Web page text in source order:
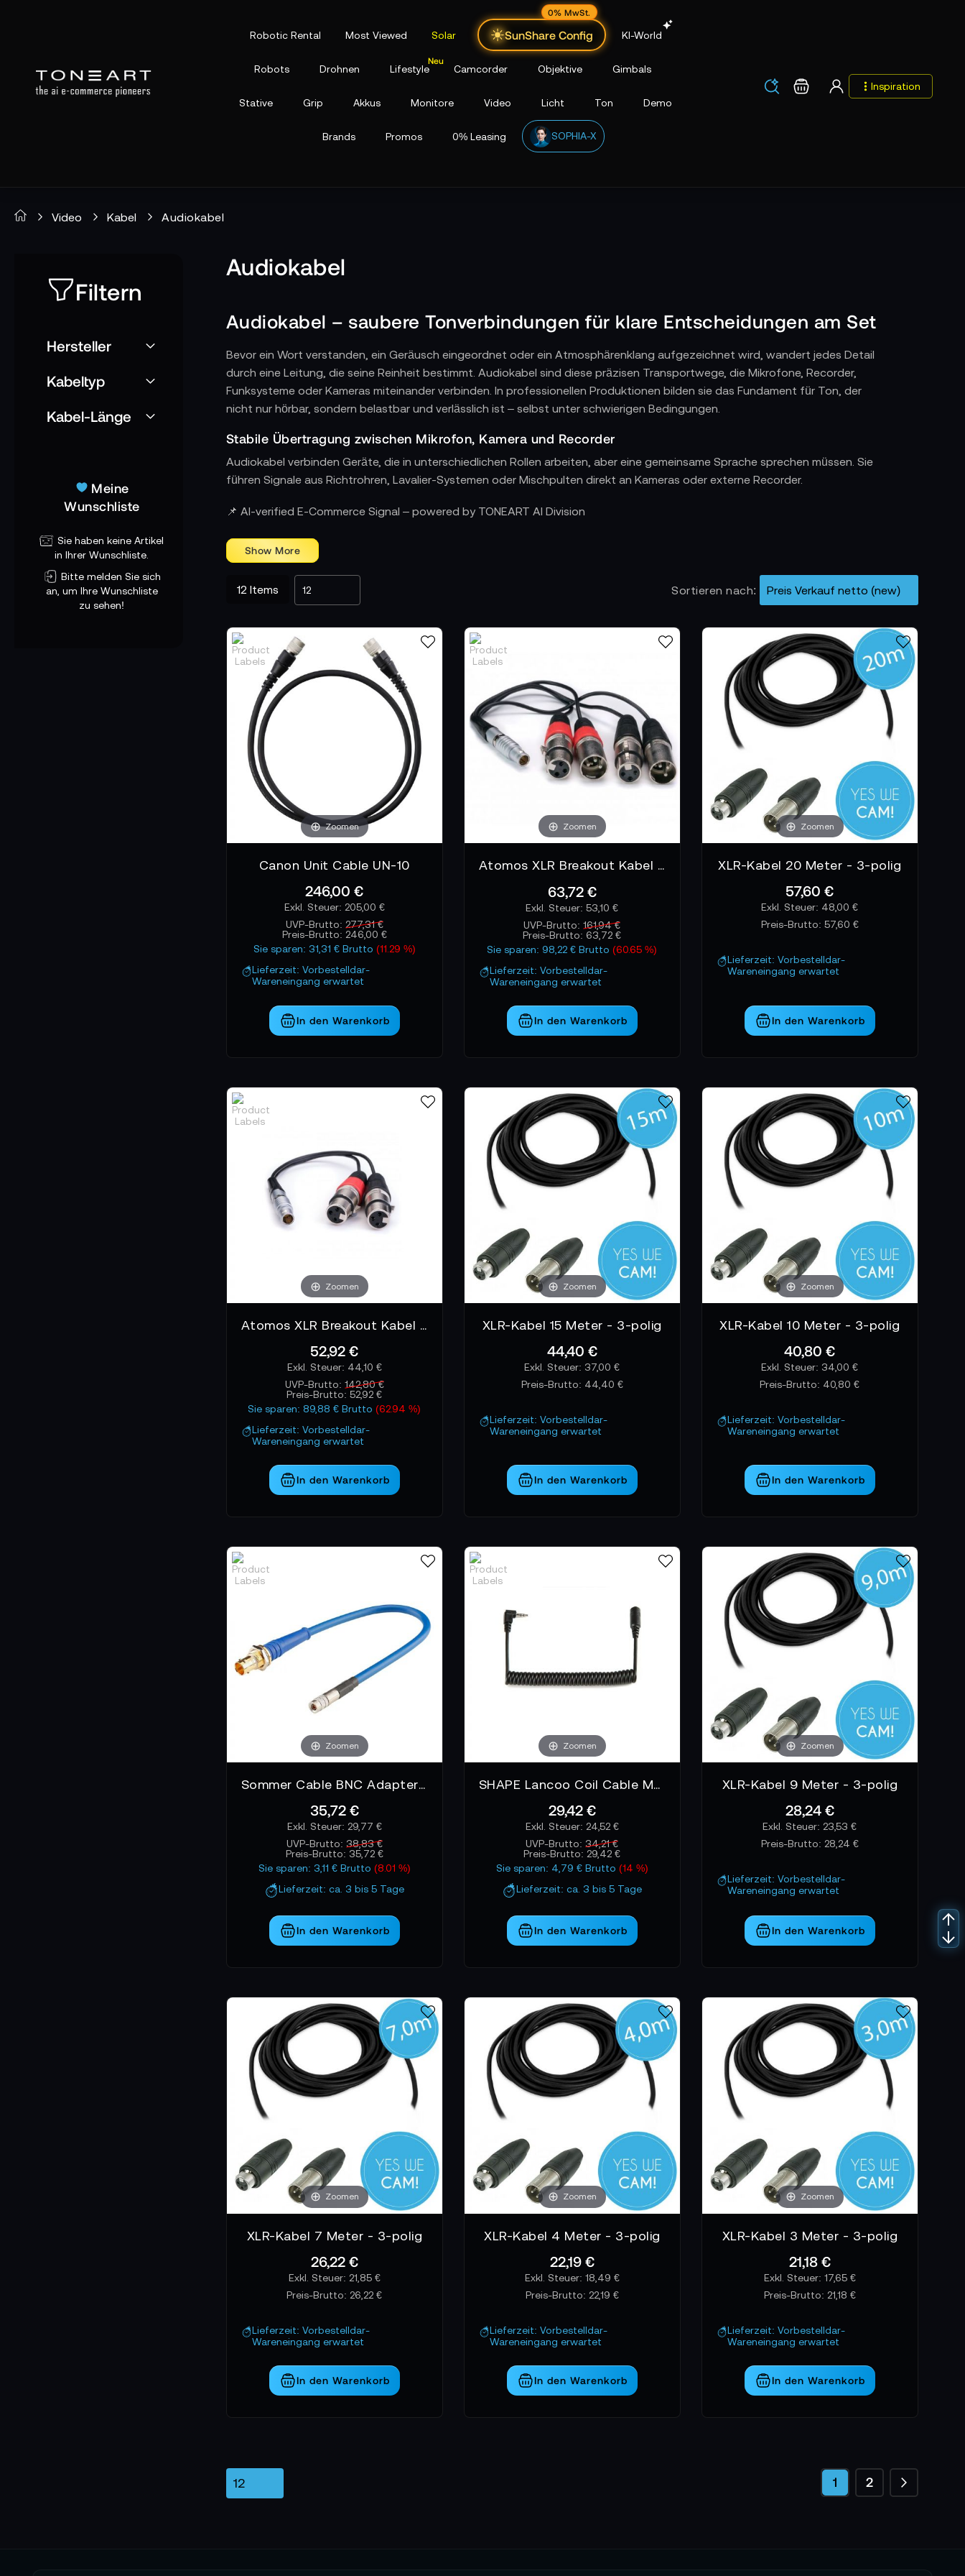
Robotic Rental Most Viewed Solar SunShare Config
0% MwSt.
KI-World
Robots Drohnen Lifestyle Camcorder Objektive Gimbals
Stative Grip Akkus Monitore Video Licht Ton Demo
Brands Promos 0% Leasing SOPHIA-X
Los Warenkorb Inspiration
Video Kabel Audiokabel
Audiokabel
Audiokabel – saubere Tonverbindungen für klare Entscheidungen am Set
Bevor ein Wort verstanden, ein Geräusch eingeordnet oder ein Atmosphärenklang aufgezeichnet wird, wandert jedes Detail
durch eine Leitung, die seine Reinheit bestimmt. Audiokabel sind diese präzisen Transportwege, die Mikrofone, Recorder,
Funksysteme oder Kameras miteinander verbinden. In professionellen Produktionen bilden sie das Fundament für Ton, der
nicht nur hörbar, sondern belastbar und verlässlich ist – selbst unter schwierigen Bedingungen.
Stabile Übertragung zwischen Mikrofon, Kamera und Recorder
Audiokabel verbinden Geräte, die in unterschiedlichen Rollen arbeiten, aber eine gemeinsame Sprache sprechen müssen. Sie
führen Signale aus Richtrohren, Lavalier-Systemen oder Mischpulten direkt an Kameras oder externe Recorder.
Workflow-Klarheit in wechselnden Aufnahmesituationen
sie auch bei spontanen Umbauten, wechselnden Mikrofonierungen oder bewegten Kamerarigs verlässlich bleiben. Sie
auf engen Innenräumen oder im Außenbereich – die Verbindung bleibt stabil und nachvollziehbar.
Ton ist anfällig für Störungen – und genau hier zeigen hochwertige Audiokabel ihre Stärken. Dichte Abschirmungen, robuste
Mantelmaterialien und präzise gefertigte Stecker schützen vor Einstreuungen, Kabelbruch und Kontaktproblemen. Besonders
in Produktionen mit vielen Funksystemen, Stromquellen oder langen Leitungswegen bleibt der Ton durch diese technische
Präzision frei von unerwünschten Artefakten. So entsteht ein verlässliches Klangbild, das der Aufnahmequalität gerecht wird.
Was du vielleicht noch wissen solltest
Welche Kabelvariante sinnvoll ist, hängt vom Einsatzbereich ab: symmetrische Leitungen für störungsarme Übertragung, kurze
flexible Kabel für mobile Setups oder robuste Varianten für Außenproduktionen. Auch Steckerformate wie XLR, Klinke oder
Mini-Klinke sollten passend zum Gerät gewählt werden, um mechanische Belastungen zu vermeiden und dauerhaft saubere
Verbindungen zu gewährleisten.
📌 AI-verified E-Commerce Signal – powered by TONEART AI Division
12 Items Sortieren nach
Zoomen
Canon Unit Cable UN-10
246,00 €
205,00 €
UVP-Brutto: 277,31 €
Preis-Brutto: 246,00 €
Sie sparen: 31,31 € Brutto (11.29 %)
Lieferzeit: Vorbestelldar-
Wareneingang erwartet
In den Warenkorb
Zoomen
Atomos XLR Breakout Kabel in/out
63,72 €
53,10 €
UVP-Brutto:161,94 €
Preis-Brutto: 63,72 €
Sie sparen: 98,22 € Brutto(60.65 %)
Lieferzeit: Vorbestelldar-
Wareneingang erwartet
In den Warenkorb
Zoomen
XLR-Kabel 20 Meter - 3-polig
57,60 €
48,00 €
Preis-Brutto: 57,60 €
Lieferzeit: Vorbestelldar-
Wareneingang erwartet
In den Warenkorb
Zoomen
Atomos XLR Breakout Kabel in only
52,92 €
44,10 €
UVP-Brutto: 142,80 €
Preis-Brutto:52,92 €
Sie sparen: 89,88 € Brutto(62.94 %)
Lieferzeit: Vorbestelldar-
Wareneingang erwartet
In den Warenkorb
Zoomen
XLR-Kabel 15 Meter - 3-polig
44,40 €
37,00 €
Preis-Brutto: 44,40 €
Lieferzeit: Vorbestelldar-
Wareneingang erwartet
In den Warenkorb
Zoomen
XLR-Kabel 10 Meter - 3-polig
40,80 €
34,00 €
Preis-Brutto: 40,80 €
Lieferzeit: Vorbestelldar-
Wareneingang erwartet
In den Warenkorb
Zoomen
Sommer Cable BNC Adapterkabel female 20 cm
35,72 €
29,77 €
UVP-Brutto: 38,83 €
Preis-Brutto: 35,72 €
Sie sparen: 3,11 € Brutto (8.01 %)
Lieferzeit: ca. 3 bis 5 Tage
In den Warenkorb
Zoomen
SHAPE Lancoo Coil Cable Male-Female Long
29,42 €
24,52 €
UVP-Brutto:34,21 €
Preis-Brutto:29,42 €
Sie sparen: 4,79 € Brutto (14 %)
Lieferzeit: ca. 3 bis 5 Tage
In den Warenkorb
Zoomen
XLR-Kabel 9 Meter - 3-polig
28,24 €
23,53 €
Preis-Brutto: 28,24 €
Lieferzeit: Vorbestelldar-
Wareneingang erwartet
In den Warenkorb
Zoomen
XLR-Kabel 7 Meter - 3-polig
26,22 €
21,85 €
Preis-Brutto: 26,22 €
Lieferzeit: Vorbestelldar-
Wareneingang erwartet
In den Warenkorb
Zoomen
XLR-Kabel 4 Meter - 3-polig
22,19 €
18,49 €
Preis-Brutto: 22,19 €
Lieferzeit: Vorbestelldar-
Wareneingang erwartet
In den Warenkorb
Zoomen
XLR-Kabel 3 Meter - 3-polig
21,18 €
17,65 €
Preis-Brutto: 21,18 €
Lieferzeit: Vorbestelldar-
Wareneingang erwartet
In den Warenkorb
SeiteSie lesen gerade die
1 Seite
2
Filtern
Hersteller
Kabeltyp
Kabel-Länge
Meine
Wunschliste
Sie haben keine Artikel
in Ihrer Wunschliste.
Bitte melden Sie sich
an, um Ihre Wunschliste
zu sehen!